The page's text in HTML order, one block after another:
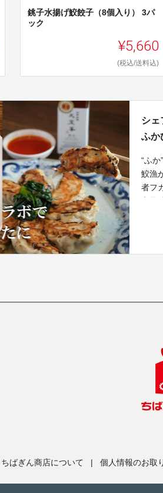
銚子水揚げ鮫餃子（8個入り） 3パ
ック
¥5,660
(税込/送料込)
シェ
ふか
“ふ
鮫漁
者フ
始
菜
ちばぎん商店について | 個人情報のお取